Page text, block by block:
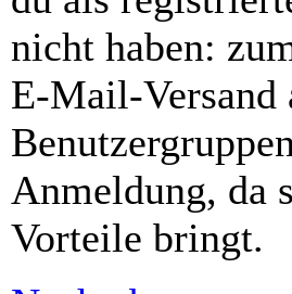
nicht haben:
E-Mail-
Anmeldung, da
Vorteile bringt.